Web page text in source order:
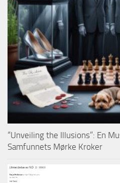
“Unveiling the Illusions”: En
Samfunnets Mørke Kroker